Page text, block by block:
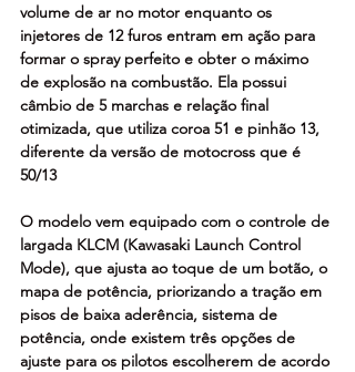
volume de ar no motor enquanto os
injetores de 12 furos entram em ação para
formar o spray perfeito e obter o máximo
de explosão na combustão. Ela possui
câmbio de 5 marchas e relação final
otimizada, que utiliza coroa 51 e pinhão 13,
diferente da versão de motocross que é
50/13
O modelo vem equipado com o controle de
largada KLCM (Kawasaki Launch Control
Mode), que ajusta ao toque de um botão, o
mapa de potência, priorizando a tração em
pisos de baixa aderência, sistema de
potência, onde existem três opções de
ajuste para os pilotos escolherem de acordo